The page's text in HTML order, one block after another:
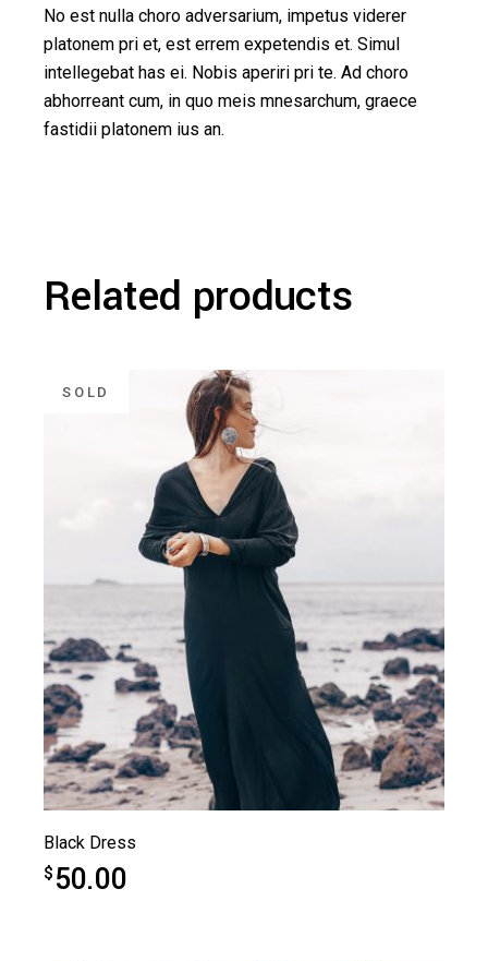
No est nulla choro adversarium, impetus viderer
platonem pri et, est errem expetendis et. Simul
intellegebat has ei. Nobis aperiri pri te. Ad choro
abhorreant cum, in quo meis mnesarchum, graece
fastidii platonem ius an.
Related products
SOLD
Black Dress
$50.00